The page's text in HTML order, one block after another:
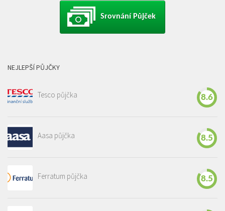
Srovnání Půjček
NEJLEPŠÍ PŮJČKY
Tesco půjčka 8.6
Aasa půjčka 8.5
Ferratum půjčka 8.5